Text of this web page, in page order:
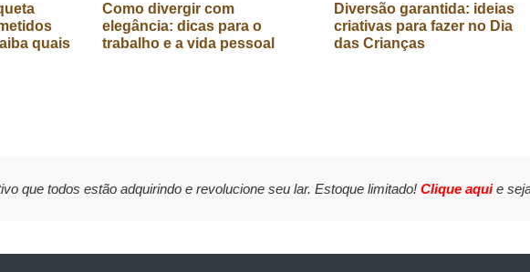
quais
Como divergir com
elegância: dicas para o
trabalho e a vida pessoal
Diversão garantida: ideias
criativas para fazer no Dia
das Crianças
que todos estão adquirindo e revolucione seu lar. Estoque limitado! Clique aquie